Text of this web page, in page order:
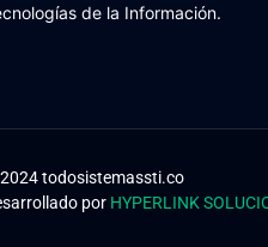
de la Información.
todosistemassti.co
por HYPERLINK